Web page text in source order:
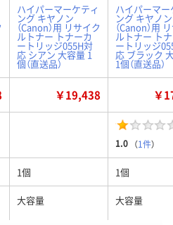
ハイパーマーケティ
ング キヤノン
（Canon）用 リサイク
ルトナー トナーカ
ートリッジ055H対
応 シアン 大容量 1
個（直送品）
ハイパーマ
ング キヤノン
（Canon）用
ルトナー ト
ートリッジ
応 ブラック
1個（直送品）
￥19,438 ￥
1.0 （1件）
1個 1個
大容量 大容量